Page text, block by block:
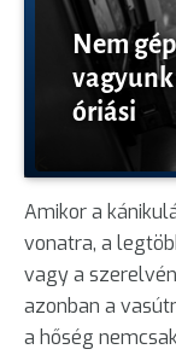
Nem
vagyunk
óriási
Amikor a
vonatra, a
vagy a
azonban a
a hőség